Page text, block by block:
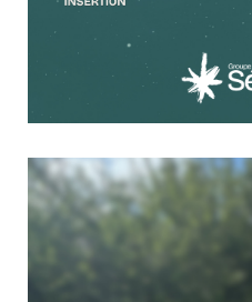
✦ #GroupeSéléné | Place à
6 juillet 2026 Culture & Loisirs
Après le nom, et si nous vous
Séléné ? Un univers, au sens
: inspiré par la lune, l’étoile et
couleurs, en signes et en